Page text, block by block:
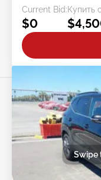
Current Bid:
$0
Купить
Swipe